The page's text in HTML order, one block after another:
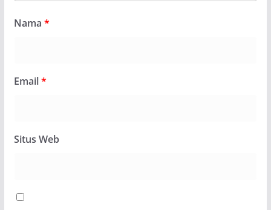
Nama *
Email*
Situs Web